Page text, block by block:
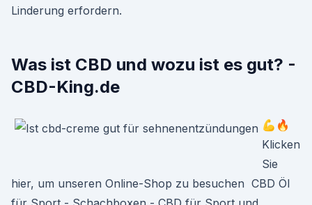
Linderung erfordern.
Was ist CBD und wozu ist es gut? -
CBD-King.de
💪🔥
Klicken
Sie
hier, um unseren Online-Shop zu besuchen ️ CBD Öl